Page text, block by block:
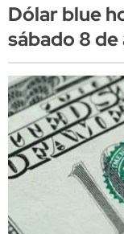
Dólar blue
sábado 8